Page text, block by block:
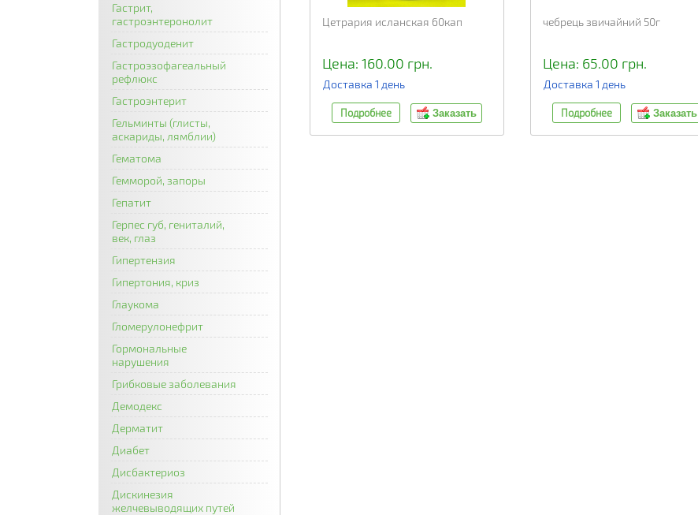
Гастрит,
гастроэнтеронолит
Гастродуоденит
Гастроэзофагеальный
рефлюкс
Гастроэнтерит
Гельминты (глисты,
аскариды, лямблии)
Гематома
Гемморой, запоры
Гепатит
Герпес губ, гениталий,
век, глаз
Гипертензия
Гипертония, криз
Глаукома
Гломерулонефрит
Гормональные
нарушения
Грибковые заболевания
Демодекс
Дерматит
Диабет
Дисбактериоз
Дискинезия
желчевыводящих путей
Цетрария исланская 60кап
Цена: 160.00 грн.
Доставка 1 день
Подробнее Заказать
чебрець звичайний 50г
Цена: 65.00 грн.
Доставка 1 день
Подробнее Заказать